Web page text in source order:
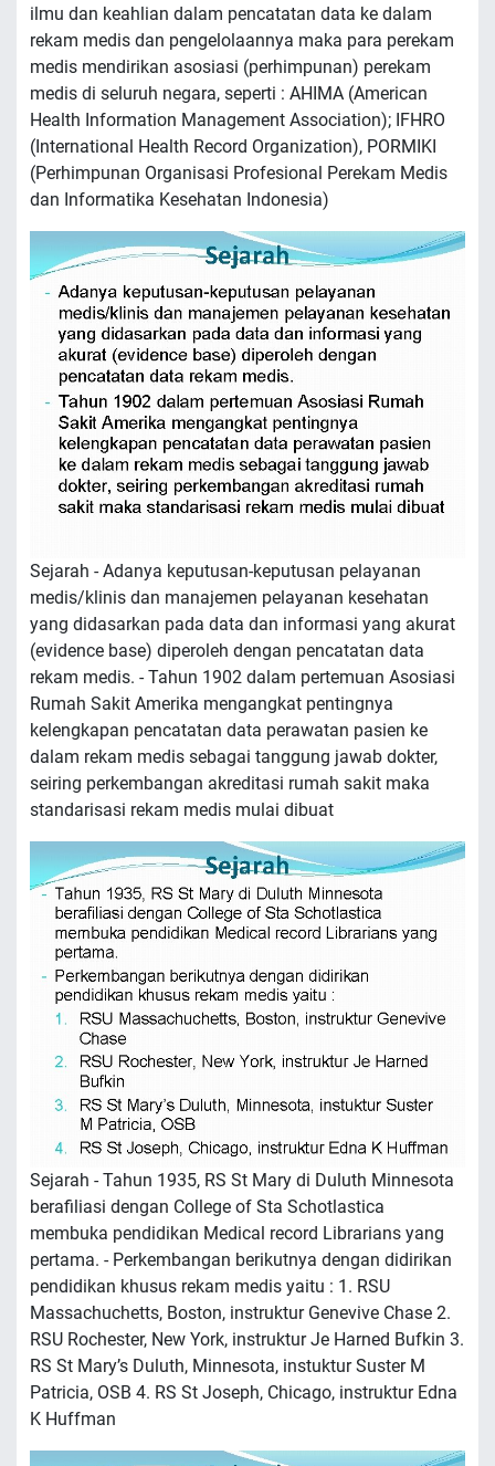
ilmu dan keahlian dalam pencatatan data ke dalam
rekam medis dan pengelolaannya maka para perekam
medis mendirikan asosiasi (perhimpunan) perekam
medis di seluruh negara, seperti : AHIMA (American
Health Information Management Association); IFHRO
(International Health Record Organization), PORMIKI
(Perhimpunan Organisasi Profesional Perekam Medis
dan Informatika Kesehatan Indonesia)
Sejarah - Adanya keputusan-keputusan pelayanan
medis/klinis dan manajemen pelayanan kesehatan
yang didasarkan pada data dan informasi yang akurat
(evidence base) diperoleh dengan pencatatan data
rekam medis. - Tahun 1902 dalam pertemuan Asosiasi
Rumah Sakit Amerika mengangkat pentingnya
kelengkapan pencatatan data perawatan pasien ke
dalam rekam medis sebagai tanggung jawab dokter,
seiring perkembangan akreditasi rumah sakit maka
standarisasi rekam medis mulai dibuat
Sejarah - Tahun 1935, RS St Mary di Duluth Minnesota
berafiliasi dengan College of Sta Schotlastica
membuka pendidikan Medical record Librarians yang
pertama. - Perkembangan berikutnya dengan didirikan
pendidikan khusus rekam medis yaitu : 1. RSU
Massachuchetts, Boston, instruktur Genevive Chase 2.
RSU Rochester, New York, instruktur Je Harned Bufkin 3.
RS St Mary’s Duluth, Minnesota, instuktur Suster M
Patricia, OSB 4. RS St Joseph, Chicago, instruktur Edna
K Huffman